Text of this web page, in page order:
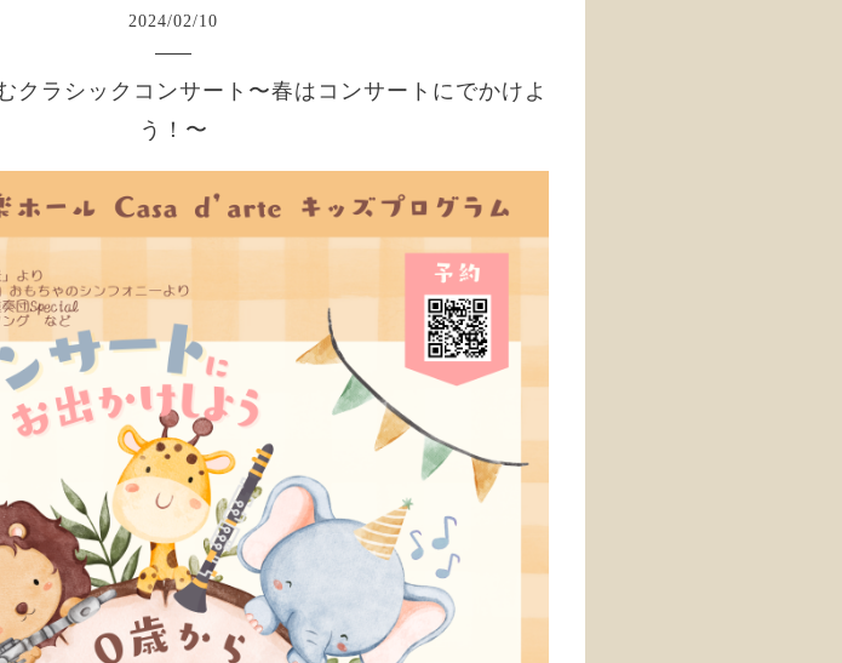
2024/02/10
クラシックコンサート〜春はコンサートにでかけよ
う！〜